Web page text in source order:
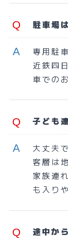
駐車場
専用駐
近鉄四
車での
子ども
大丈夫
客層は
家族連
も入り
途中か